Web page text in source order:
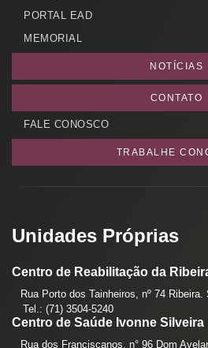
PORTAL EAD
MEMORIAL
NOTÍCIAS
CONTATO
FALE CONOSCO
TRABALHE
Unidades Próprias
Centro de Reabilitação da
Rua Porto dos Tainheiros, nº 74 Ribeira.
Tel.: (71) 3504-5240
Centro de Saúde Ivonne Silveira
Rua dos Franciscanos, n° 96 Dom Avelar